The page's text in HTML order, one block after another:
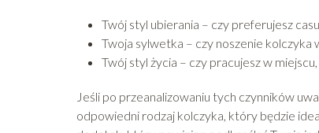
Twój styl ubierania – czy preferujesz
Twoja sylwetka – czy noszenie kolczyka
Twój styl życia – czy pracujesz w
Jeśli po przeanalizowaniu tych czynników
odpowiedni rodzaj kolczyka, który będzie